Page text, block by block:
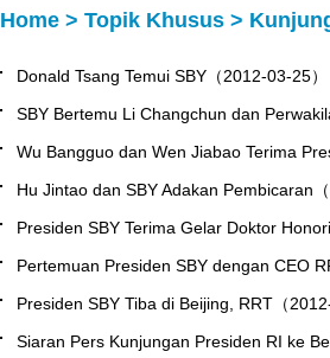
Home> Topik Khusus>
Donald Tsang Temui SBY（2012-03-25）
SBY Bertemu Li Changchun dan
Wu Bangguo dan Wen Jiabao Terima
Hu Jintao dan SBY Adakan Pembicaran（
Presiden SBY Terima Gelar Doktor
Pertemuan Presiden SBY dengan CEO
Presiden SBY Tiba di Beijing, RRT（
Siaran Pers Kunjungan Presiden RI ke